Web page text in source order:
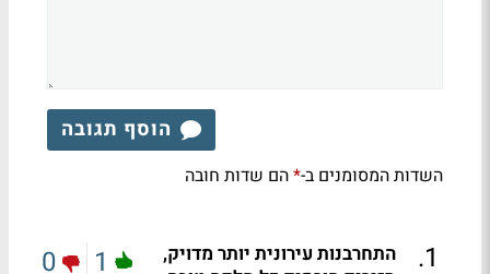
הוסף תגובה
השדות המסומנים ב-*הם שדות חובה
1
.
התחרבנות עירונית יותר מדויק,
1
0